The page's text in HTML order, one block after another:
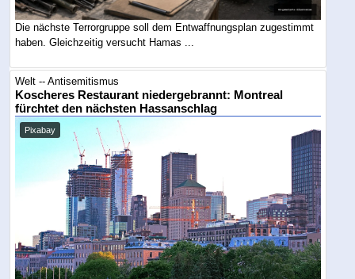
Die nächste Terrorgruppe soll dem Entwaffnungsplan zugestimmt
haben. Gleichzeitig versucht Hamas ...
Welt -- Antisemitismus
Koscheres Restaurant niedergebrannt: Montreal
fürchtet den nächsten Hassanschlag
Pixabay